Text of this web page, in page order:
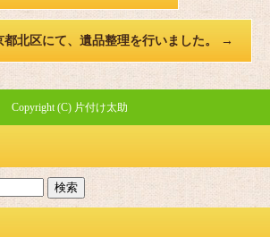
都北区にて、遺品整理を行いました。 →
Copyright (C) 片付け太助